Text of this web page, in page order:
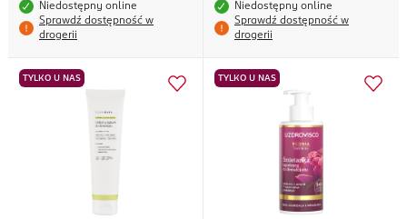
Niedostępny online
Sprawdź dostępność w
drogerii
Niedostępny online
Sprawdź dostępność w
drogerii
TYLKO U NAS TYLKO U NAS